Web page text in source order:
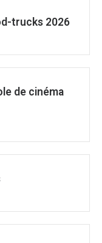
trucks 2026
de cinéma